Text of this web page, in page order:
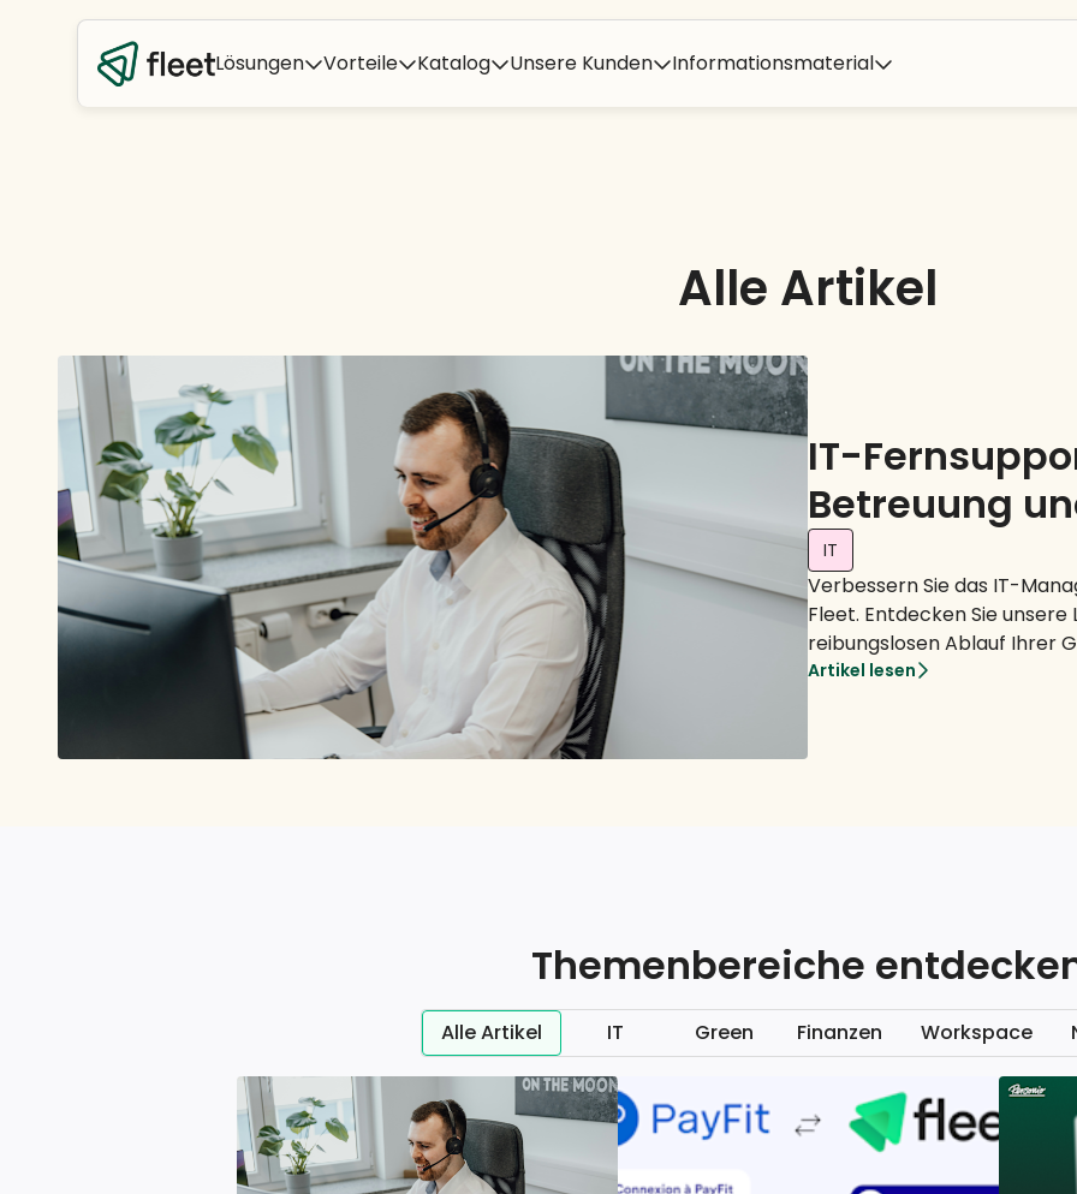
Lösungen Vorteile Katalog Unsere Kunden Informationsmaterial
Alle Artikel
IT-
Betreuung
IT
Verbessern Sie das IT-
Fleet. Entdecken Sie
reibungslosen Ablauf Ihrer
Artikel lesen
Themenbereiche
Alle Artikel IT Green Finanzen Workspace